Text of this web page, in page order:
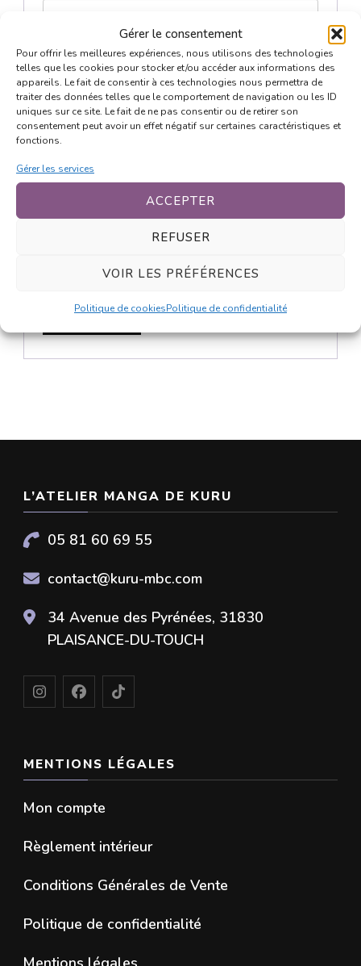
Gérer le consentement
Pour offrir les meilleures expériences, nous utilisons des technologies
telles que les cookies pour stocker et/ou accéder aux informations des
appareils. Le fait de consentir à ces technologies nous permettra de
traiter des données telles que le comportement de navigation ou les ID
uniques sur ce site. Le fait de ne pas consentir ou de retirer son
consentement peut avoir un effet négatif sur certaines caractéristiques et
fonctions.
Gérer les services
ACCEPTER
REFUSER
VOIR LES PRÉFÉRENCES
Politique de cookiesPolitique de confidentialité
Un lien permettant de définir un
nouveau mot de passe sera envoyé à
votre adresse e-mail.
utilisées pour vous accompagner au
cours de votre visite du site web et
pour gérer l’accès à votre compte. Voir
politique de confidentialité
S’INSCRIRE
L’ATELIER MANGA DE KURU
05 81 60 69 55
contact@kuru-mbc.com
34 Avenue des Pyrénées, 31830
PLAISANCE-DU-TOUCH
MENTIONS LÉGALES
Mon compte
Règlement intérieur
Conditions Générales de Vente
Politique de confidentialité